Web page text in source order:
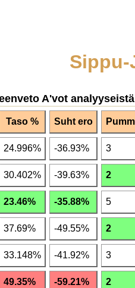
A'vot analyyseistä
Taso % Suht ero
24.996% -36.93% 3
30.402% -39.63% 2
23.46% -35.88% 5
37.69% -49.55% 2
33.148% -41.92% 3
49.35% -59.21% 2